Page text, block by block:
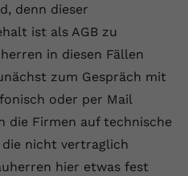
denn dieser
ist als AGB zu
in diesen Fällen
zum Gespräch mit
oder per Mail
die Firmen auf technische
nicht vertraglich
hier etwas fest
gesetzte Cookie
eindeutige ID, um
zu speichern, welche
YouTube der Nutzer